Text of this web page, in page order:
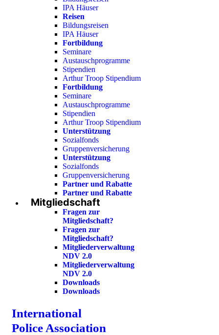
IPA Häuser
Reisen
Bildungsreisen
IPA Häuser
Fortbildung
Seminare
Austauschprogramme
Stipendien
Arthur Troop Stipendium
Fortbildung
Seminare
Austauschprogramme
Stipendien
Arthur Troop Stipendium
Unterstützung
Sozialfonds
Gruppenversicherung
Unterstützung
Sozialfonds
Gruppenversicherung
Partner und Rabatte
Partner und Rabatte
Mitgliedschaft
Fragen zur
Mitgliedschaft?
Fragen zur
Mitgliedschaft?
Mitgliederverwaltung
NDV 2.0
Mitgliederverwaltung
NDV 2.0
Downloads
Downloads
International
Police Association